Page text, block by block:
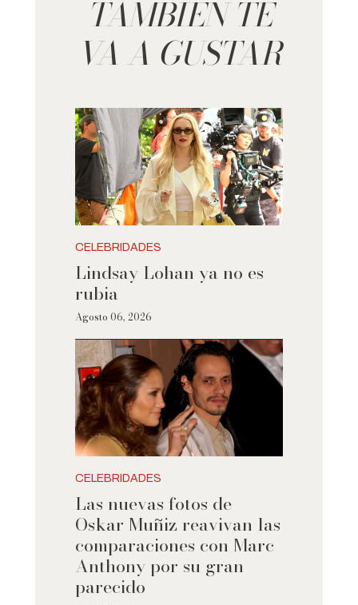
TAMBIÉN TE
VA A GUSTAR
CELEBRIDADES
Lindsay Lohan ya no es
rubia
Agosto 06, 2026
CELEBRIDADES
Las nuevas fotos de
Oskar Muñiz reavivan las
comparaciones con Marc
Anthony por su gran
parecido